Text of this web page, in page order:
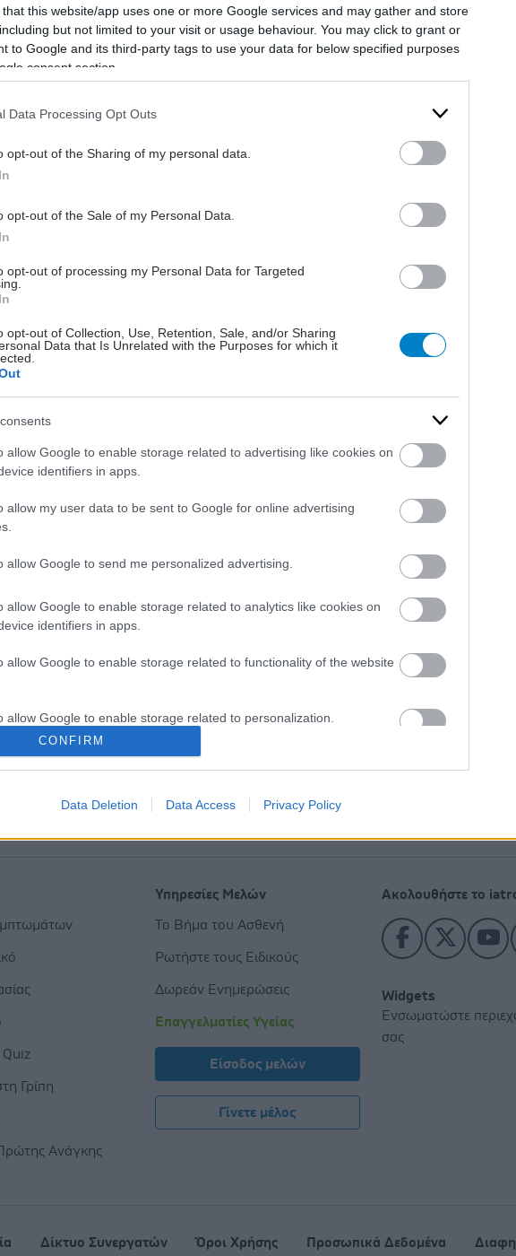
that this website/app uses one or more Google services and may gather and store
but not limited to your visit or usage behaviour. You may click to grant or
to Google and its third-party tags to use your data for below specified purposes
consent section.
Data Processing Opt Outs
opt-out of the Sharing of my personal data.
opt-out of the Sale of my Personal Data.
opt-out of processing my Personal Data for Targeted
opt-out of Collection, Use, Retention, Sale, and/or Sharing
Data that Is Unrelated with the Purposes for which it
allow Google to enable storage related to advertising like cookies on
identifiers in apps.
allow my user data to be sent to Google for online advertising
allow Google to send me personalized advertising.
allow Google to enable storage related to analytics like cookies on
identifiers in apps.
allow Google to enable storage related to functionality of the website
allow Google to enable storage related to personalization.
allow Google to enable storage related to security, including
CONFIRM
Data Deletion Data Access Privacy Policy
στη Ρόδο: ''Σε
χρόνο, το νοσοκομείο θα
καινούργιο''- 'Αμεσα μέτρα
αντιμετώπιση των
Δίαιτα vegan χαμηλών λιπαρών
βοηθά στην απώλεια βάρους
του φαγητού [μελέτη]
από
Ακολουθήστε το
Widgets
Ενσωματώστε
σας
Quiz
Γρίπη
Ανάγκης
Υπηρεσίες Μελών
Το Βήμα του Ασθενή
Ρωτήστε τους Ειδικούς
Δωρεάν Ενημερώσεις
Επαγγελματίες Υγείας
Είσοδος μελών
Γίνετε μέλος
Δίκτυο Συνεργατών Όροι Χρήσης Προσωπικά Δεδομένα